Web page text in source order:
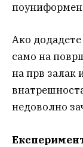
Ако додадете
само на
на прв залак
недоволно